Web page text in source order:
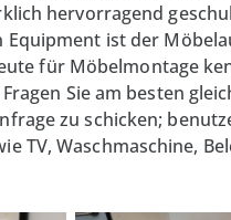
hervorragend
ist der
für Möbelmontage
Sie am besten
zu schicken;
TV, Waschmaschine,